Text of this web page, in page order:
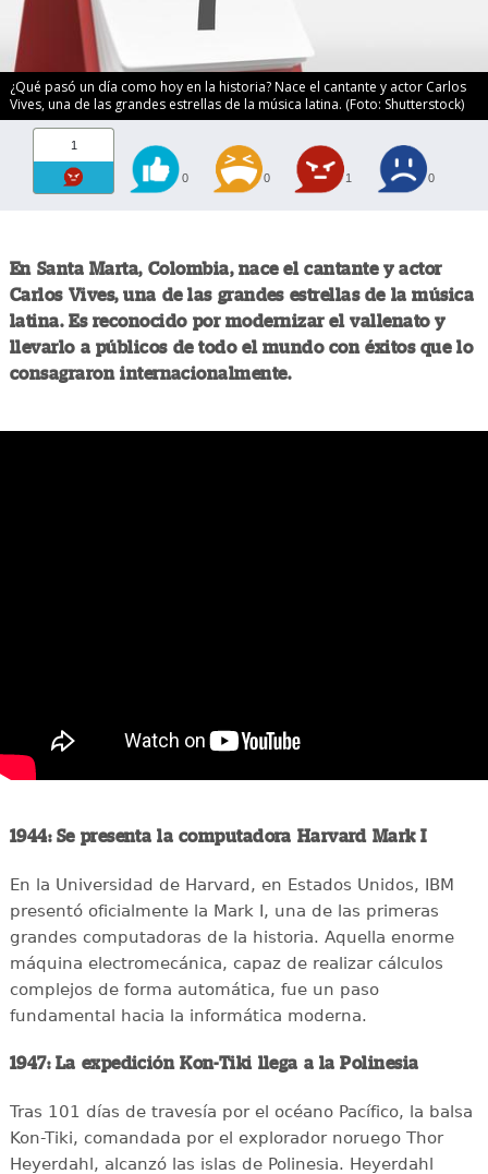
¿Qué pasó un día como hoy en la historia? Nace el cantante y actor Carlos
Vives, una de las grandes estrellas de la música latina. (Foto: Shutterstock)
1
0 0 1 0
En Santa Marta, Colombia, nace el cantante y actor
Carlos Vives, una de las grandes estrellas de la música
latina. Es reconocido por modernizar el vallenato y
llevarlo a públicos de todo el mundo con éxitos que lo
consagraron internacionalmente.
1944: Se presenta la computadora Harvard Mark I
En la Universidad de Harvard, en Estados Unidos, IBM
presentó oficialmente la Mark I, una de las primeras
grandes computadoras de la historia. Aquella enorme
máquina electromecánica, capaz de realizar cálculos
complejos de forma automática, fue un paso
fundamental hacia la informática moderna.
1947: La expedición Kon-Tiki llega a la Polinesia
Tras 101 días de travesía por el océano Pacífico, la balsa
Kon-Tiki, comandada por el explorador noruego Thor
Heyerdahl, alcanzó las islas de Polinesia. Heyerdahl